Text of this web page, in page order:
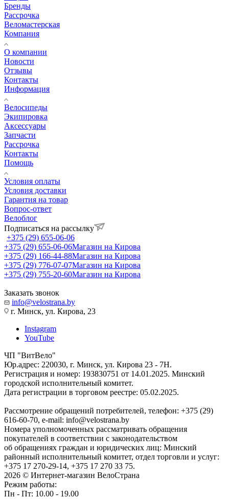
Бренды
Рассрочка
Веломастерская
Компания
О компании
Новости
Отзывы
Контакты
Информация
Велосипеды
Экипировка
Аксессуары
Запчасти
Рассрочка
Контакты
Помощь
Условия оплаты
Условия доставки
Гарантия на товар
Вопрос-ответ
Велоблог
Подписаться на рассылку
+375 (29) 655-06-06
+375 (29) 655-06-06Магазин на Кирова
+375 (29) 166-44-88Магазин на Кирова
+375 (29) 776-07-07Магазин на Кирова
+375 (29) 755-20-60Магазин на Кирова
Заказать звонок
info@velostrana.by
г. Минск, ул. Кирова, 23
Instagram
YouTube
ЧП "ВитВело"
Юр.адрес: 220030, г. Минск, ул. Кирова 23 - 7Н.
Регистрация и номер: 193830751 от 14.01.2025. Минский
городской исполнительный комитет.
Дата регистрации в торговом реестре: 05.02.2025.
Рассмотрение обращений потребителей, телефон: +375 (29)
616-60-70, e-mail: info@velostrana.by
Номера уполномоченных рассматривать обращения
покупателей в соответствии с законодательством
об обращениях граждан и юридических лиц: Минский
районный исполнительный комитет, отдел торговли и услуг:
+375 17 270-29-14, +375 17 270 33 75.
2026 © Интернет-магазин ВелоСтрана
Режим работы:
Пн - Пт: 10.00 - 19.00